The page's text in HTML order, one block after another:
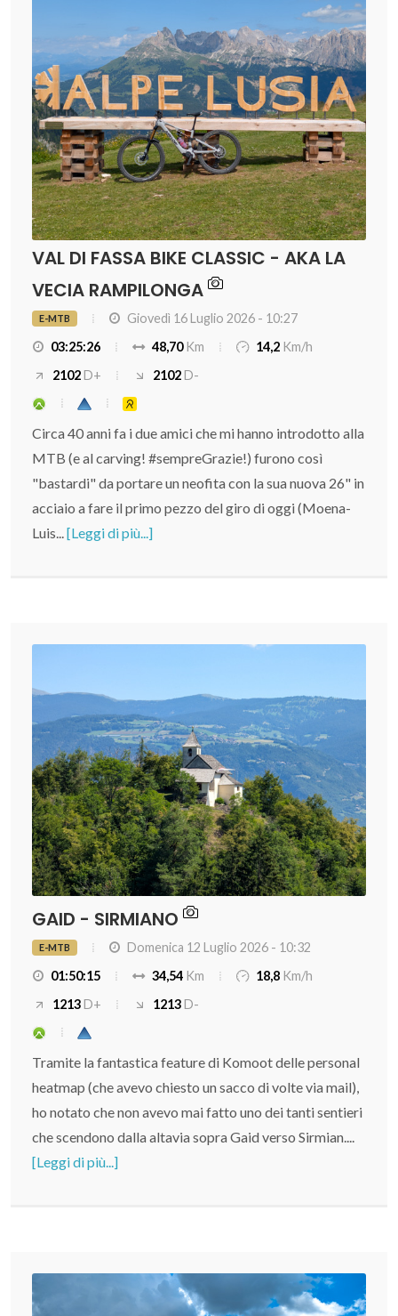
VAL DI FASSA BIKE CLASSIC - AKA LA
VECIA RAMPILONGA
E-MTB
Giovedì 16 Luglio 2026 - 10:27
03:25:26
48,70Km 14,2 Km/h
2102D+ 2102D-
Circa 40 anni fa i due amici che mi hanno introdotto alla
MTB (e al carving! #sempreGrazie!) furono così
"bastardi" da portare un neofita con la sua nuova 26" in
acciaio a fare il primo pezzo del giro di oggi (Moena-
Luis... [Leggi di più...]
GAID - SIRMIANO
E-MTB
Domenica 12 Luglio 2026 - 10:32
01:50:15
34,54 Km 18,8 Km/h
1213D+ 1213D-
Tramite la fantastica feature di Komoot delle personal
heatmap (che avevo chiesto un sacco di volte via mail),
ho notato che non avevo mai fatto uno dei tanti sentieri
che scendono dalla altavia sopra Gaid verso Sirmian....
[Leggi di più...]